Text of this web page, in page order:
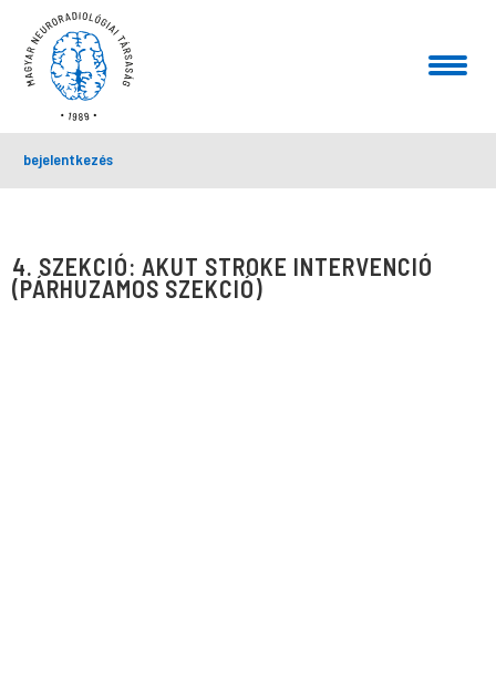
bejelentkezés
4. SZEKCIÓ: AKUT STROKE INTERVENCIÓ
(PÁRHUZAMOS SZEKCIÓ)